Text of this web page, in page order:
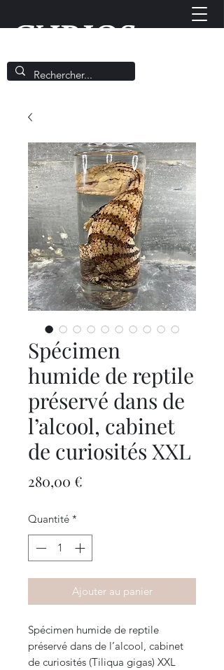
Spécimen
humide de reptile
préservé dans de
l’alcool, cabinet
de curiosités XXL
280,00 €
Quantité *
Ajouter au panier
Spécimen humide de reptile
préservé dans de l’alcool, cabinet
de curiosités (Tiliqua gigas) XXL